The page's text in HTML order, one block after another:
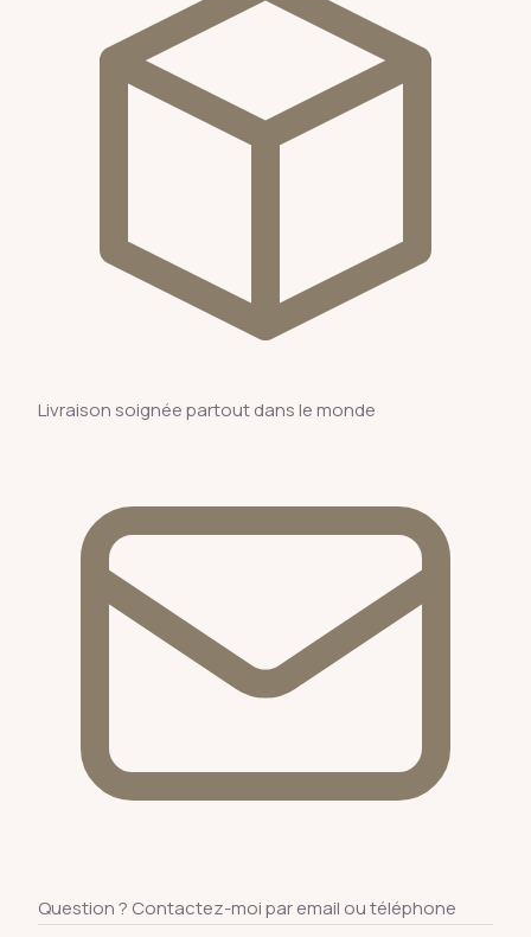
Livraison soignée partout dans le monde
Question ? Contactez-moi par email ou téléphone